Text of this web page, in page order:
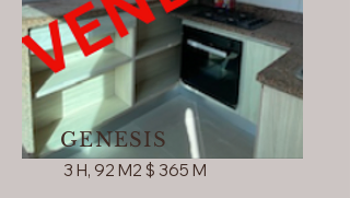
GENESIS
3 H, 92 M2 $ 365 M